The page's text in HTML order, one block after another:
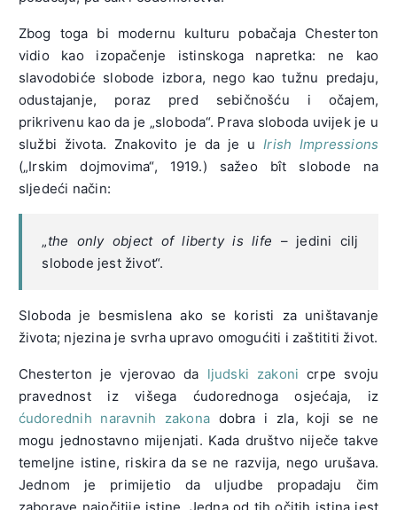
Zbog toga bi modernu kulturu pobačaja Chesterton
vidio kao izopačenje istinskoga napretka: ne kao
slavodobiće slobode izbora, nego kao tužnu predaju,
odustajanje, poraz pred sebičnošću i očajem,
prikrivenu kao da je „sloboda“. Prava sloboda uvijek je u
službi života. Znakovito je da je uIrish Impressions
(„Irskim dojmovima“, 1919.) sažeo bît slobode na
sljedeći način:
„the only object of liberty is life – jedini cilj
slobode jest život“.
Sloboda je besmislena ako se koristi za uništavanje
života; njezina je svrha upravo omogućiti i zaštititi život.
Chesterton je vjerovao da ljudski zakoni crpe svoju
pravednost iz višega ćudorednoga osjećaja, iz
ćudorednih naravnih zakona dobra i zla, koji se ne
mogu jednostavno mijenjati. Kada društvo niječe takve
temeljne istine, riskira da se ne razvija, nego urušava.
Jednom je primijetio da uljudbe propadaju čim